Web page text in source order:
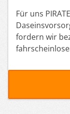
Für uns
fordern wir